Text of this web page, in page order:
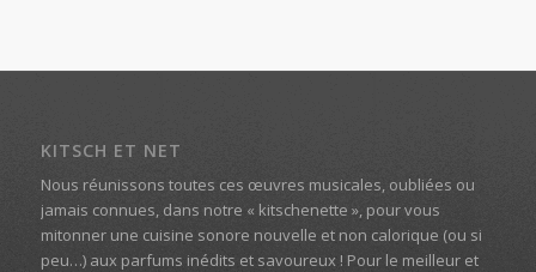
KITSCH ET NET
Nous réunissons toutes ces œuvres musicales, oubliées ou
jamais connues, dans notre « kitschenette », pour vous
mitonner une cuisine sonore nouvelle et non calorique (ou si
peu…) aux parfums inédits et savoureux ! Pour le meilleur et